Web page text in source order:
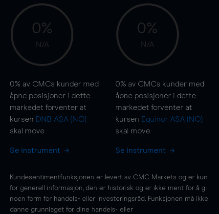
0%
N/A
0% av CMCs kunder med
åpne posisjoner i dette
markedet forventer at
kursen DNB ASA (NO)
skal move
Se instrument
0%
N/A
0% av CMCs kunder med
åpne posisjoner i dette
markedet forventer at
kursen Equinor ASA (NO)
skal move
Se instrument
Kundesentimentfunksjonen er levert av CMC Markets og er kun
for generell informasjon, den er historisk og er ikke ment for å gi
noen form for handels- eller investeringsråd. Funksjonen må ikke
danne grunnlaget for dine handels- eller